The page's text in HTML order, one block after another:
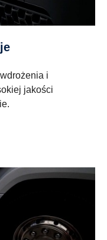
i
jakości